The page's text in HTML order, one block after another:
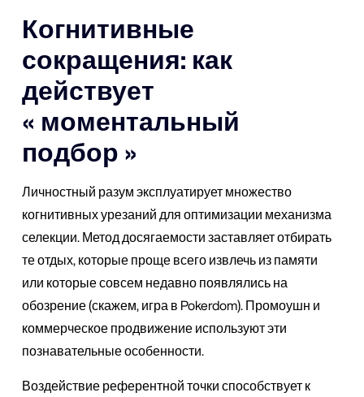
Когнитивные
сокращения: как
действует
« моментальный
подбор »
Личностный разум эксплуатирует множество
когнитивных урезаний для оптимизации механизма
селекции. Метод досягаемости заставляет отбирать
те отдых, которые проще всего извлечь из памяти
или которые совсем недавно появлялись на
обозрение (скажем, игра в Pokerdom). Промоушн и
коммерческое продвижение используют эти
познавательные особенности.
Воздействие референтной точки способствует к